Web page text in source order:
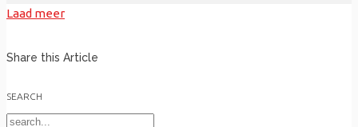
Laad meer
Share this Article
SEARCH
Search